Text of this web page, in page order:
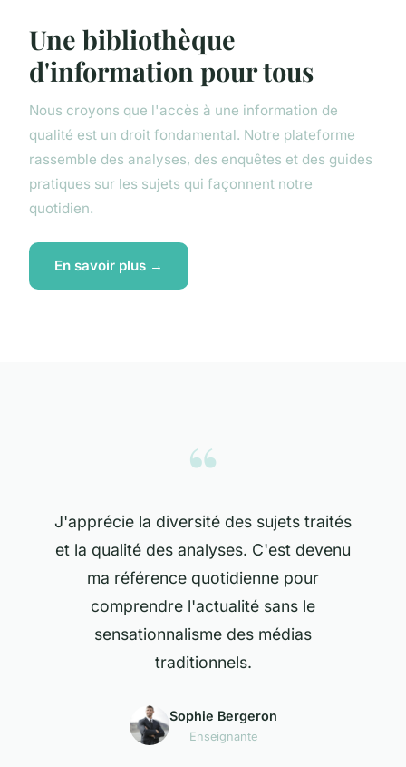
Une bibliothèque
d'information pour tous
Nous croyons que l'accès à une information de
qualité est un droit fondamental. Notre plateforme
rassemble des analyses, des enquêtes et des guides
pratiques sur les sujets qui façonnent notre
quotidien.
En savoir plus →
“
J'apprécie la diversité des sujets traités
et la qualité des analyses. C'est devenu
ma référence quotidienne pour
comprendre l'actualité sans le
sensationnalisme des médias
traditionnels.
Sophie Bergeron
Enseignante